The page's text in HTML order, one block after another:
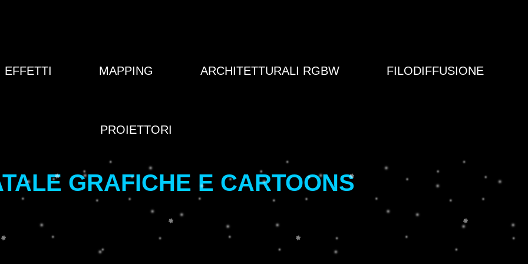
EFFETTI MAPPING ARCHITETTURALI RGBW FILODIFFUSIONE
PROIETTORI
GRAFICHE E CARTOONS